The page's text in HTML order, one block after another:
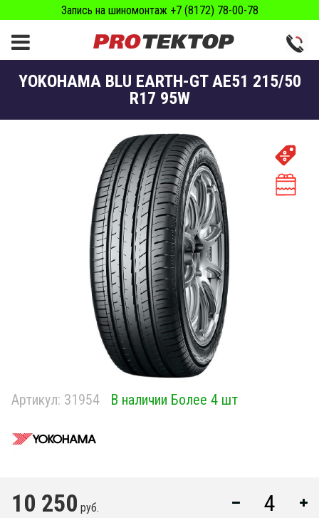
Запись на шиномонтаж +7 (8172) 78-00-78
YOKOHAMA BLU EARTH-GT AE51 215/50
R17 95W
Артикул: 31954 В наличии Более 4 шт
10 250 руб.